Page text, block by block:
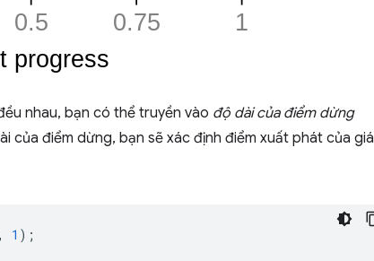
nhau, bạn có thể truyền vào độ dài của điểm dừng
của điểm dừng, bạn sẽ xác định điểm xuất phát của giá
1 );